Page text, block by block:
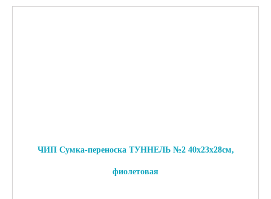
ЧИП Сумка-переноска ТУННЕЛЬ №2 40х23х28см,
фиолетовая